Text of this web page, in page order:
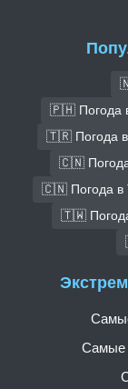
🇵🇭 Погода
🇹🇷 Погода в
🇨🇳
🇨🇳 Погода в
🇹🇼
Самые